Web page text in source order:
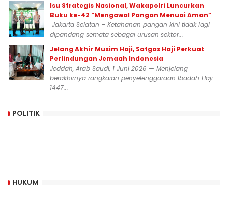
Isu Strategis Nasional, Wakapolri Luncurkan
Buku ke-42 “Mengawal Pangan Menuai Aman”
Jakarta Selatan – Ketahanan pangan kini tidak lagi
dipandang semata sebagai urusan sektor...
Jelang Akhir Musim Haji, Satgas Haji Perkuat
Perlindungan Jemaah Indonesia
Jeddah, Arab Saudi, 1 Juni 2026 — Menjelang
berakhirnya rangkaian penyelenggaraan Ibadah Haji
1447...
POLITIK
HUKUM